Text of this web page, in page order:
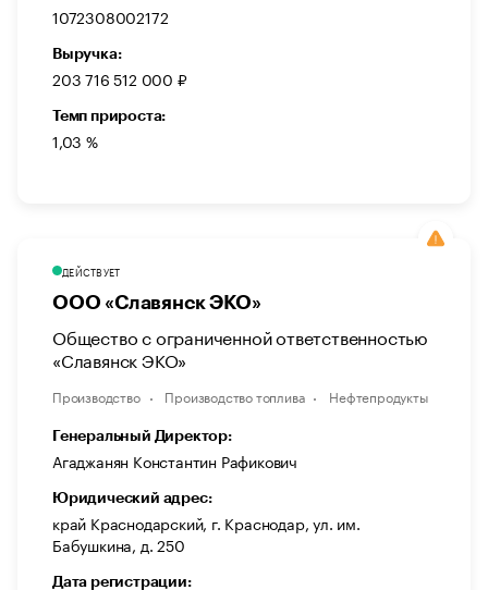
1072308002172
Выручка:
203 716 512 000 ₽
Темп прироста:
1,03 %
ДЕЙСТВУЕТ
ООО «Славянск ЭКО»
Общество с ограниченной ответственностью
«Славянск ЭКО»
Производство Производство топлива Нефтепродукты
Генеральный Директор:
Агаджанян Константин Рафикович
Юридический адрес:
край Краснодарский, г. Краснодар, ул. им.
Бабушкина, д. 250
Дата регистрации: